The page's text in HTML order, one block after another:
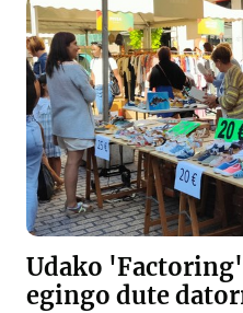
Udako
egingo dute